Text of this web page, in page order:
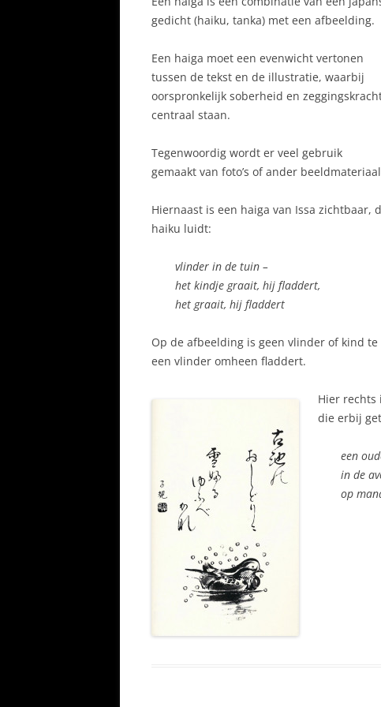
gedicht (haiku, tanka) met een afbeelding.
Een haiga moet een evenwicht vertonen
tussen de tekst en de illustratie, waarbij
oorspronkelijk soberheid en
centraal staan.
Tegenwoordig wordt er veel gebruik
gemaakt van foto’s of ander
Hiernaast is een haiga van Issa zichtbaar,
haiku luidt:
vlinder in de tuin –
het kindje graait, hij fladdert,
het graait, hij fladdert
Op de afbeelding is geen vlinder of kind
een vlinder omheen fladdert.
Hier rechts
die erbij
een
in de
op